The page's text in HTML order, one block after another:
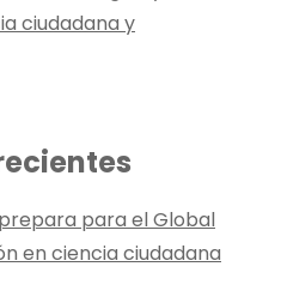
ciudadana y
para el Global
en ciencia ciudadana